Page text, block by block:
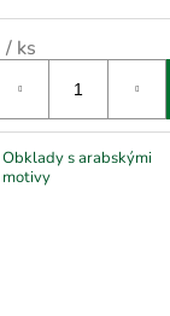
/ ks
Obklady s arabskými
motivy